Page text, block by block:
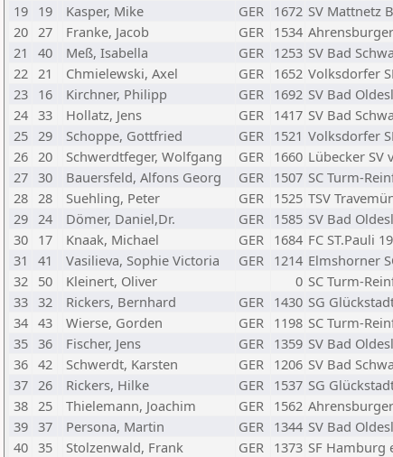
19 19 Kasper, Mike GER 1672 SV Mattnetz
20 27 Franke, Jacob GER 1534
21
40 Meß, Isabella GER 1253 SV Bad
22 21 Chmielewski, Axel GER 1652 Volksdorfer
23 16 Kirchner, Philipp GER 1692 SV Bad
24 33 Hollatz, Jens GER 1417 SV Bad
25 29 Schoppe, Gottfried GER 1521 Volksdorfer
26 20 Schwerdtfeger, Wolfgang GER 1660 Lübecker SV
27 30 Bauersfeld, Alfons Georg GER 1507 SC Turm-
28 28 Suehling, Peter GER 1525 TSV
29 24 Dömer, Daniel,Dr. GER 1585 SV Bad
30 17 Knaak, Michael GER 1684 FC ST.Pauli
31
41 Vasilieva, Sophie Victoria GER 1214 Elmshorner
32 50 Kleinert, Oliver 0 SC Turm-
33 32 Rickers, Bernhard GER 1430 SG
34 43 Wierse, Gorden GER 1198 SC Turm-
35 36 Fischer, Jens GER 1359 SV Bad
36 42 Schwerdt, Karsten GER 1206 SV Bad
37 26 Rickers, Hilke GER 1537 SG
38 25 Thielemann, Joachim GER 1562
39 37 Persona, Martin GER 1344 SV Bad
40 35 Stolzenwald, Frank GER 1373 SF Hamburg